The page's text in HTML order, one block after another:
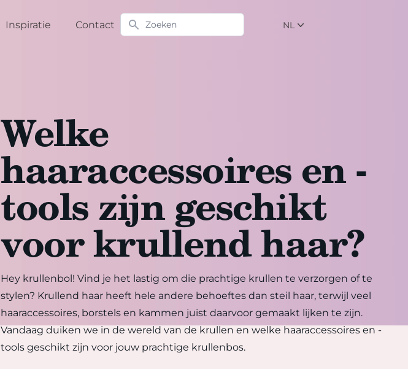
Inspiratie Contact Zoeken NL NL
Welke
haaraccessoires en -
tools zijn geschikt
voor krullend haar?
Hey krullenbol! Vind je het lastig om die prachtige krullen te verzorgen of te
stylen? Krullend haar heeft hele andere behoeftes dan steil haar, terwijl veel
haaraccessoires, borstels en kammen juist daarvoor gemaakt lijken te zijn.
Vandaag duiken we in de wereld van de krullen en welke haaraccessoires en -
tools geschikt zijn voor jouw prachtige krullenbos.